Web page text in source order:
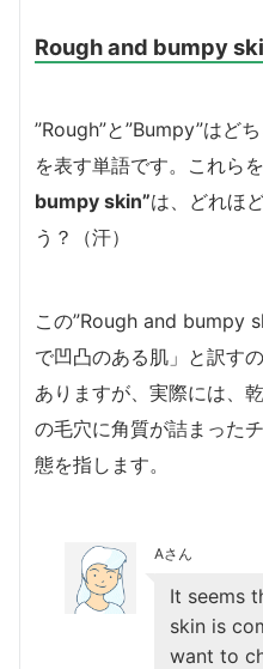
Rough and bumpy
”Rough”と”Bumpy”はど
を表す単語です。これら
bumpy skin”は、どれほ
う？（汗）
この”Rough and bumpy
で凹凸のある肌」と訳す
ありますが、実際には、
の毛穴に角質が詰まった
態を指します。
Aさん
It seems
skin is
want to